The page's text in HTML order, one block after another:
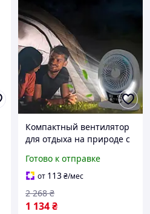
Компактный вентилятор
для отдыха на природе с
114
Готово к отправке
от 113₴/мес
1 134₴
2 268 ₴